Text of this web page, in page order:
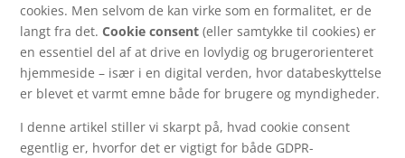
cookies. Men selvom de kan virke som en formalitet, er de
langt fra det.Cookie consent (eller samtykke til cookies) er
en essentiel del af at drive en lovlydig og brugerorienteret
hjemmeside – især i en digital verden, hvor databeskyttelse
er blevet et varmt emne både for brugere og myndigheder.
I denne artikel stiller vi skarpt på, hvad cookie consent
egentlig er, hvorfor det er vigtigt for både GDPR-